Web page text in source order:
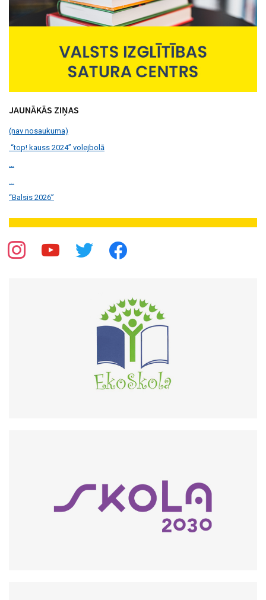
JAUNĀKĀS ZIŅAS
(nav nosaukuma)
“top! kauss 2024” volejbolā
…
…
“Balsis 2026”